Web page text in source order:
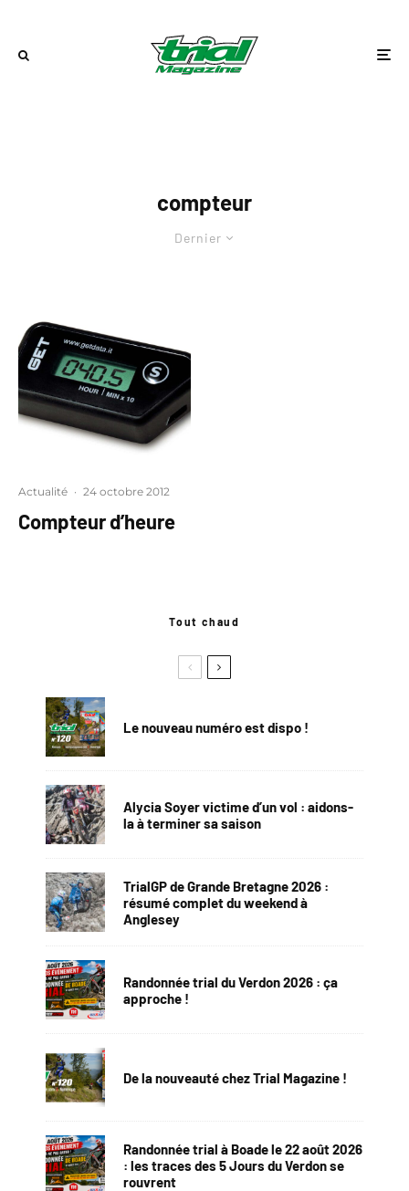
compteur
Dernier
Actualité · 24 octobre 2012
Compteur d’heure
Tout chaud
Le nouveau numéro est dispo !
Alycia Soyer victime d’un vol : aidons-
la à terminer sa saison
TrialGP de Grande Bretagne 2026 :
résumé complet du weekend à
Anglesey
Randonnée trial du Verdon 2026 : ça
approche !
De la nouveauté chez Trial Magazine !
Randonnée trial à Boade le 22 août 2026
: les traces des 5 Jours du Verdon se
rouvrent